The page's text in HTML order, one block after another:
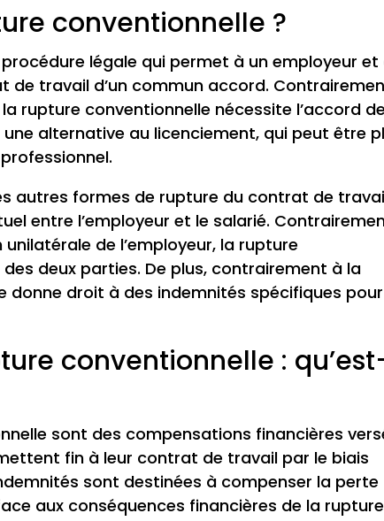
conventionnelle ?
légale qui permet à un employeur et
de travail d’un commun accord.
rupture conventionnelle nécessite l’accord
alternative au licenciement, qui peut être
autres formes de rupture du contrat de
entre l’employeur et le salarié.
de l’employeur, la rupture
deux parties. De plus, contrairement à la
donne droit à des indemnités spécifiques
conventionnelle :
sont des compensations financières
fin à leur contrat de travail par le biais
sont destinées à compenser la perte
aux conséquences financières de la